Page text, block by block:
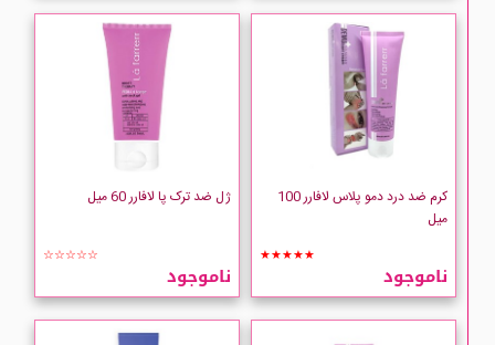
Derma Safe
Dermagor
DERMALIFT
DERMALINE
Dermangeline
Derm-Eden
کرم ضد درد دمو پلاس لافارر 100
میل
★★★★★
ناموجود
ژل ضد ترک پا لافارر 60 میل
☆☆☆☆☆
ناموجود